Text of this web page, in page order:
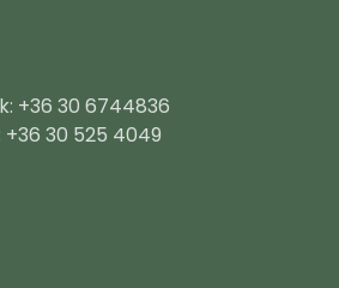
+36 30 6744836
30 525 4049